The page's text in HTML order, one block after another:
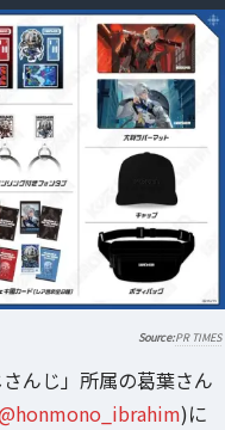
PR TIMES
んじ」所属の葛葉さん
)に